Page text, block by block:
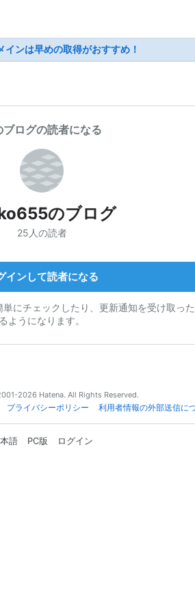
インは早めの取得がおすすめ！
ブログの読者になる
のブログ
25人の読者
インして読者になる
にチェックしたり、更新通知を受け取っ
るようになります。
2026 Hatena. All Rights Reserved.
プライバシーポリシー 利用者情報の外部送信に
語 PC版 ログイン